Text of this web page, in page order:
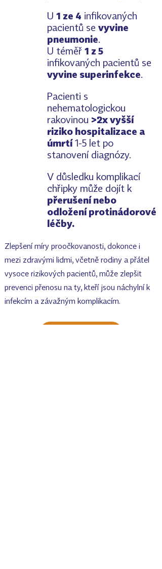
U 1 ze 4 infikovaných
pacientů se vyvine
pneumonie.
U téměř 1 z 5
infikovaných pacientů se
vyvine superinfekce.
Pacienti s
nehematologickou
rakovinou >2x vyšší
riziko hospitalizace a
úmrtí1-5 let po
stanovení diagnózy.
V důsledku komplikací
chřipky může dojít k
přerušení nebo
odložení protinádorové
léčby.
Zlepšení míry proočkovanosti, dokonce i
mezi zdravými lidmi, včetně rodiny a přátel
vysoce rizikových pacientů, může zlepšit
prevenci přenosu na ty, kteří jsou náchylní k
infekcím a závažným komplikacím.